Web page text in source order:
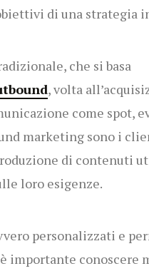
di una strategia
che si basa
, volta
come spot,
marketing sono i
di contenuti
loro esigenze.
personalizzati e
importante conoscere